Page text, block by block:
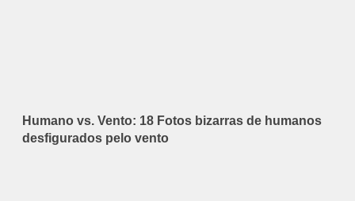
Humano vs. Vento: 18 Fotos bizarras de humanos
desfigurados pelo vento